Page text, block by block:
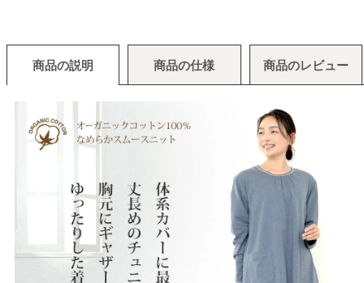
商品の説明 商品の仕様 商品のレビュー